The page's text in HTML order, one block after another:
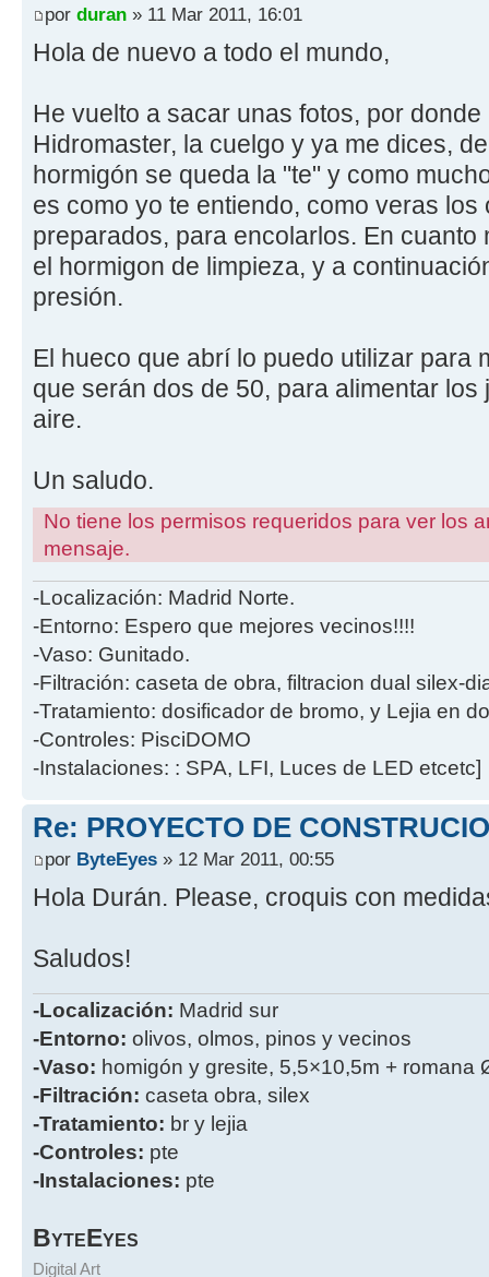
por duran » 11 Mar 2011, 16:01
Hola de nuevo a todo el mundo,
He vuelto a sacar unas fotos, por
Hidromaster, la cuelgo y ya me dices,
hormigón se queda la "te" y como
es como yo te entiendo, como veras
preparados, para encolarlos. En cuanto
el hormigon de limpieza, y a
presión.
El hueco que abrí lo puedo utilizar para
que serán dos de 50, para alimentar
aire.
Un saludo.
No tiene los permisos requeridos para ver los
mensaje.
-Localización: Madrid Norte.
-Entorno: Espero que mejores vecinos!!!!
-Vaso: Gunitado.
-Filtración: caseta de obra, filtracion dual silex-
-Tratamiento: dosificador de bromo, y Lejia en
-Controles: PisciDOMO
-Instalaciones: : SPA, LFI, Luces de LED etcetc]
Re: PROYECTO DE
por ByteEyes » 12 Mar 2011, 00:55
Hola Durán. Please, croquis con
Saludos!
-Localización: Madrid sur
-Entorno: olivos, olmos, pinos y vecinos
-Vaso: homigón y gresite, 5,5×10,5m + romana
-Filtración: caseta obra, silex
-Tratamiento: br y lejia
-Controles: pte
-Instalaciones: pte
BYTEEYES
Digital Art